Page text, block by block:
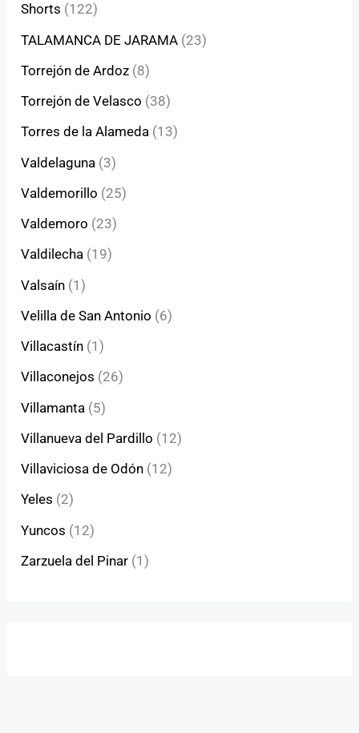
Shorts (122)
TALAMANCA DE JARAMA (23)
Torrejón de Ardoz (8)
Torrejón de Velasco (38)
Torres de la Alameda (13)
Valdelaguna (3)
Valdemorillo (25)
Valdemoro (23)
Valdilecha (19)
Valsaín (1)
Velilla de San Antonio (6)
Villacastín (1)
Villaconejos (26)
Villamanta (5)
Villanueva del Pardillo (12)
Villaviciosa de Odón (12)
Yeles (2)
Yuncos (12)
Zarzuela del Pinar (1)